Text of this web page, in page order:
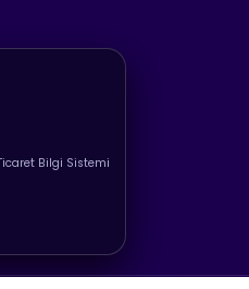
Bilgi Sistemi